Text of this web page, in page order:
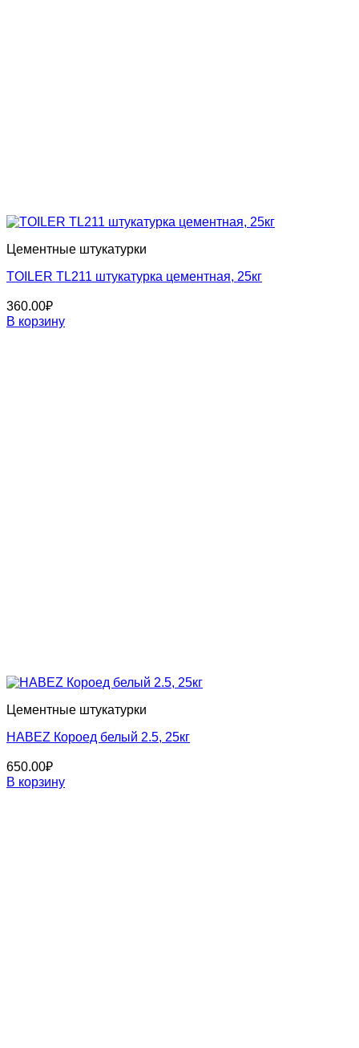
Цементные штукатурки
TOILER TL211 штукатурка цементная, 25кг
360.00₽
В корзину
Цементные штукатурки
HABEZ Короед белый 2.5, 25кг
650.00₽
В корзину